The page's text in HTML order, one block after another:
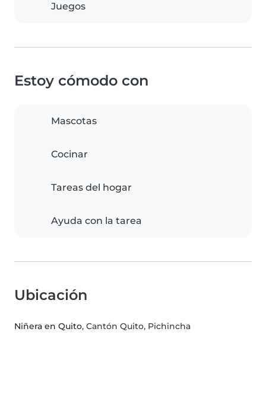
Juegos
Estoy cómodo con
Mascotas
Cocinar
Tareas del hogar
Ayuda con la tarea
Ubicación
Niñera en Quito, Cantón Quito, Pichincha